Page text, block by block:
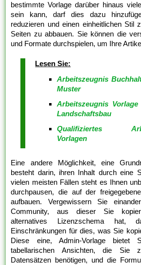
bestimmte Vorlage darüber hinaus
sein kann, darf dies dazu
reduzieren und einen einheitlichen Stil
Seiten zu abbauen. Sie können die
und Formate durchspielen, um Ihre
Lesen Sie:
Arbeitszeugnis
Muster
Arbeitszeugnis
Landschaftsbau
Qualifiziertes
Vorlagen
Eine andere Möglichkeit, eine
besteht darin, ihren Inhalt durch eine
vielen meisten Fällen steht es Ihnen
durchpausen, die auf der
aufbauen. Vergewissern Sie
Community, aus dieser Sie
alternatives Lizenzschema hat,
Einschränkungen für dies, was Sie
Diese eine, Admin-Vorlage bietet
tabellarischen Ansichten, die Sie
Datensätzen benötigen, und die